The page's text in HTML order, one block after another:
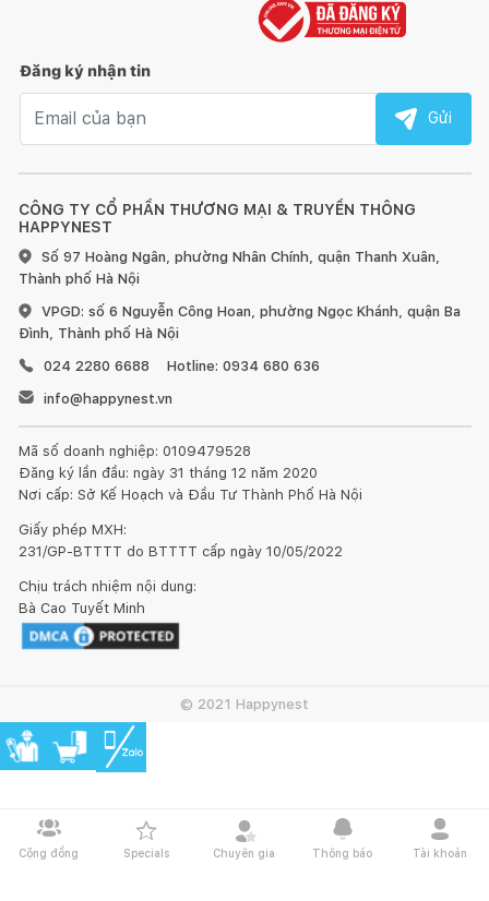
Cộng đồng Specials Chuyên gia Thông báo Tài khoản
CÔNG TY CỔ PHẦN THƯƠNG MẠI & TRUYỀN THÔNG
HAPPYNEST
Số 97 Hoàng Ngân, phường Nhân Chính, quận Thanh Xuân,
Thành phố Hà Nội
VPGD: số 6 Nguyễn Công Hoan, phường Ngọc Khánh, quận Ba
Đình, Thành phố Hà Nội
024 2280 6688
Hotline: 0934 680 636
info@happynest.vn
Mã số doanh nghiệp: 0109479528
Đăng ký lần đầu: ngày 31 tháng 12 năm 2020
Nơi cấp: Sở Kế Hoạch và Đầu Tư Thành Phố Hà Nội
Giấy phép MXH:
231/GP-BTTTT do BTTTT cấp ngày 10/05/2022
Chịu trách nhiệm nội dung:
Bà Cao Tuyết Minh
Đăng ký nhận tin
Gửi
© 2021 Happynest